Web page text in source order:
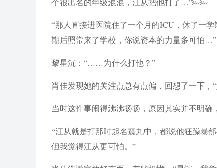
“那人直接进医院住了一个月的ICU，休了一
期后照常来了学校，你说资本的力量多可怕…”
黎星沉：“……为什么打他？”
肖佳发现她的关注点总有点偏，回想了一下
当时这件事闹得沸沸扬扬，原因其实并不明确
“江从就是打那时起名震九中，都说他狂躁暴
但我觉得江从更可怕。”